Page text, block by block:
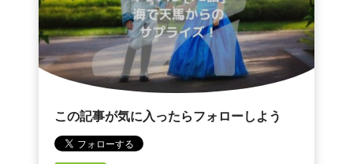
この記事が気に入ったらフォローしよう